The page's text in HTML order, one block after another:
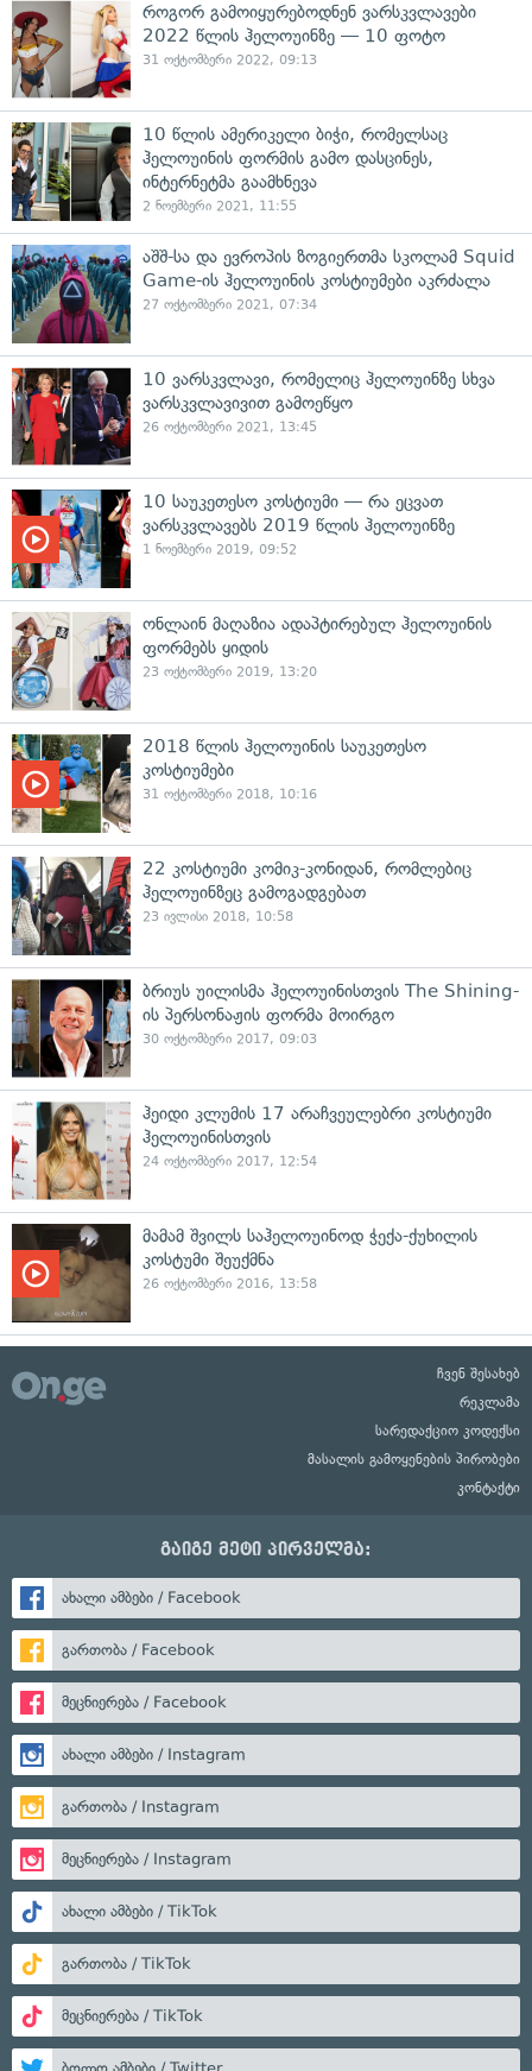
როგორ გამოიყურებოდნენ ვარსკვლავები
2022 წლის ჰელოუინზე — 10 ფოტო
31 ოქტომბერი 2022, 09:13
10 წლის ამერიკელი ბიჭი, რომელსაც
ჰელოუინის ფორმის გამო დასცინეს,
ინტერნეტმა გაამხნევა
2 ნოემბერი 2021, 11:55
აშშ-სა და ევროპის ზოგიერთმა სკოლამ Squid
Game-ის ჰელოუინის კოსტიუმები აკრძალა
27 ოქტომბერი 2021, 07:34
10 ვარსკვლავი, რომელიც ჰელოუინზე სხვა
ვარსკვლავივით გამოეწყო
26 ოქტომბერი 2021, 13:45
10 საუკეთესო კოსტიუმი — რა ეცვათ
ვარსკვლავებს 2019 წლის ჰელოუინზე
1 ნოემბერი 2019, 09:52
ონლაინ მაღაზია ადაპტირებულ ჰელოუინის
ფორმებს ყიდის
23 ოქტომბერი 2019, 13:20
2018 წლის ჰელოუინის საუკეთესო
კოსტიუმები
31 ოქტომბერი 2018, 10:16
22 კოსტიუმი კომიკ-კონიდან, რომლებიც
ჰელოუინზეც გამოგადგებათ
23 ივლისი 2018, 10:58
ბრიუს უილისმა ჰელოუინისთვის The Shining-
ის პერსონაჟის ფორმა მოირგო
30 ოქტომბერი 2017, 09:03
ჰეიდი კლუმის 17 არაჩვეულებრი კოსტიუმი
ჰელოუინისთვის
24 ოქტომბერი 2017, 12:54
მამამ შვილს საჰელოუინოდ ჭექა-ქუხილის
კოსტუმი შეუქმნა
26 ოქტომბერი 2016, 13:58
ჩვენ შესახებ
რეკლამა
სარედაქციო კოდექსი
მასალის გამოყენების პირობები
კონტაქტი
გაიგე მეტი პირველმა:
ახალი ამბები / Facebook
გართობა / Facebook
მეცნიერება / Facebook
ახალი ამბები / Instagram
გართობა / Instagram
მეცნიერება / Instagram
ახალი ამბები / TikTok
გართობა / TikTok
მეცნიერება / TikTok